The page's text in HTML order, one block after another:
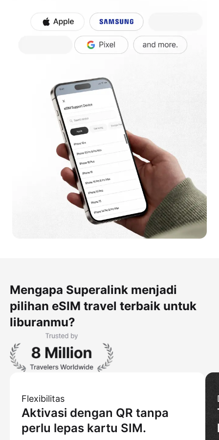
Mengapa Superalink menjadi
pilihan eSIM travel terbaik untuk
liburanmu?
Flexibilitas
Aktivasi dengan QR tanpa
perlu lepas kartu SIM.